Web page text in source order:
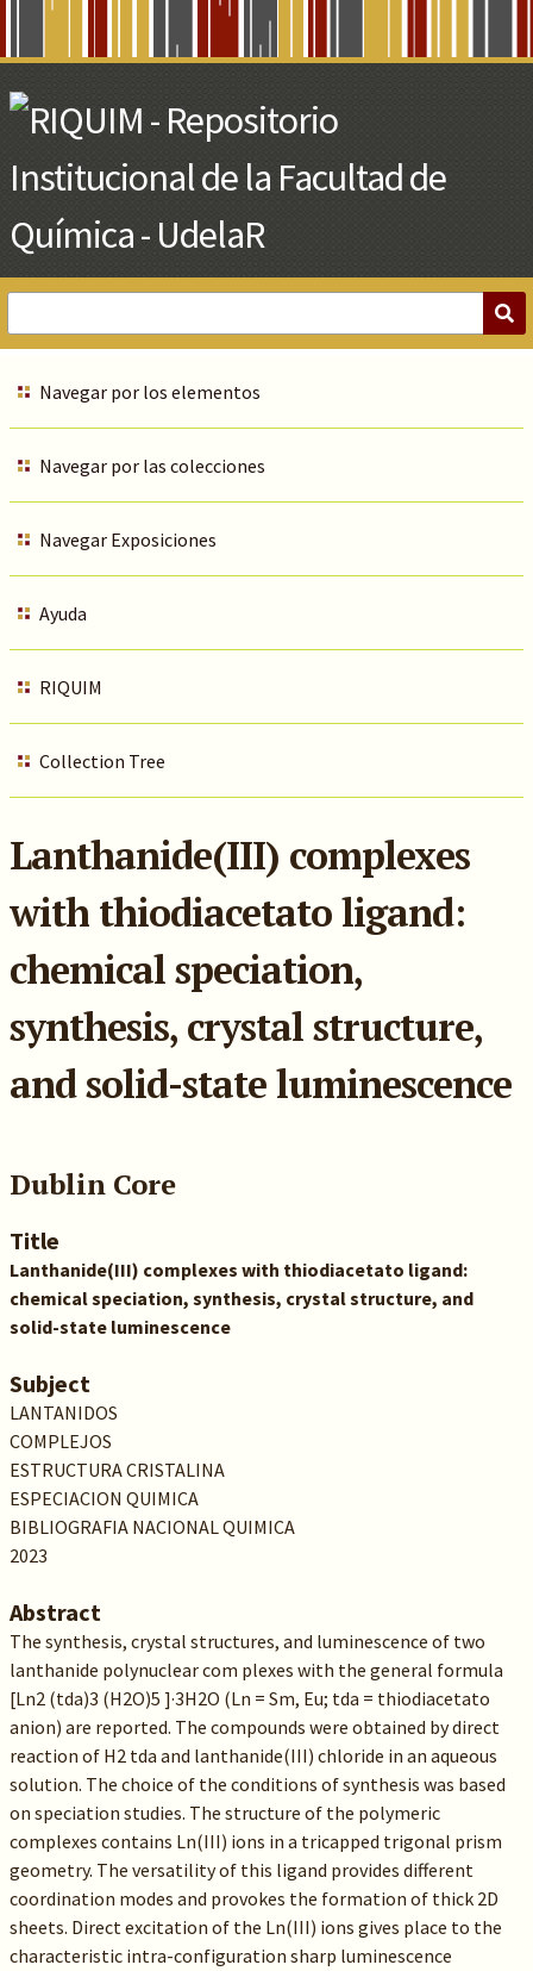
Main
Content
Navegar por los elementos
Navegar por las colecciones
Navegar Exposiciones
Ayuda
RIQUIM
Collection Tree
Lanthanide(III) complexes
with thiodiacetato ligand:
chemical speciation,
synthesis, crystal structure,
and solid-state luminescence
Dublin Core
Title
Lanthanide(III) complexes with thiodiacetato ligand:
chemical speciation, synthesis, crystal structure, and
solid-state luminescence
Subject
LANTANIDOS
COMPLEJOS
ESTRUCTURA CRISTALINA
ESPECIACION QUIMICA
BIBLIOGRAFIA NACIONAL QUIMICA
2023
Abstract
The synthesis, crystal structures, and luminescence of two
lanthanide polynuclear com plexes with the general formula
[Ln2 (tda)3 (H2O)5 ]·3H2O (Ln = Sm, Eu; tda = thiodiacetato
anion) are reported. The compounds were obtained by direct
reaction of H2 tda and lanthanide(III) chloride in an aqueous
solution. The choice of the conditions of synthesis was based
on speciation studies. The structure of the polymeric
complexes contains Ln(III) ions in a tricapped trigonal prism
geometry. The versatility of this ligand provides different
coordination modes and provokes the formation of thick 2D
sheets. Direct excitation of the Ln(III) ions gives place to the
characteristic intra-configuration sharp luminescence